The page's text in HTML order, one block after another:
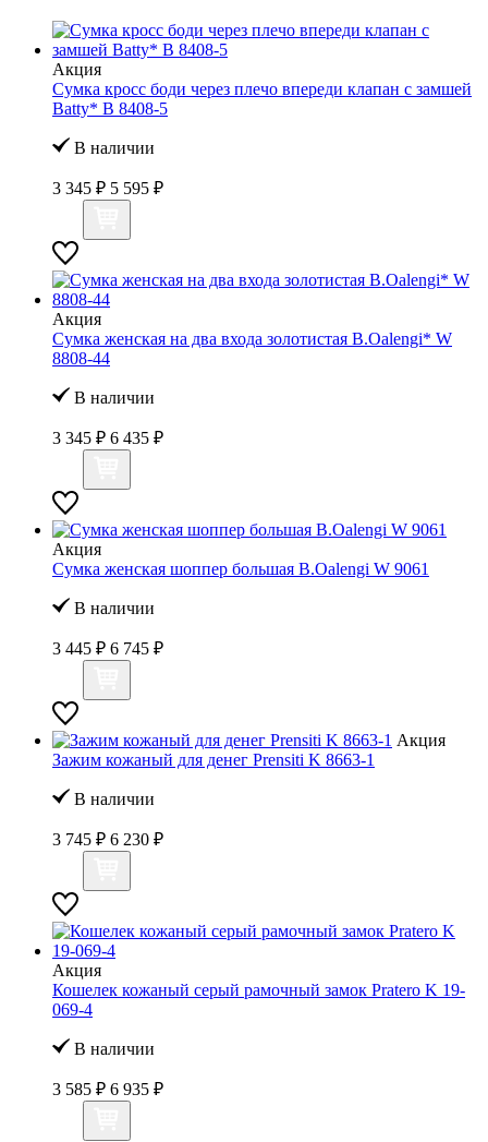
Акция
Сумка кросс боди через плечо впереди клапан с замшей
Batty* B 8408-5
В наличии
3 345 ₽ 5 595 ₽
Акция
Сумка женская на два входа золотистая B.Oalengi* W
8808-44
В наличии
3 345 ₽ 6 435 ₽
Акция
Сумка женская шоппер большая B.Oalengi W 9061
В наличии
3 445 ₽ 6 745 ₽
Акция
Зажим кожаный для денег Prensiti K 8663-1
В наличии
3 745 ₽ 6 230 ₽
Акция
Кошелек кожаный серый рамочный замок Pratero K 19-
069-4
В наличии
3 585 ₽ 6 935 ₽